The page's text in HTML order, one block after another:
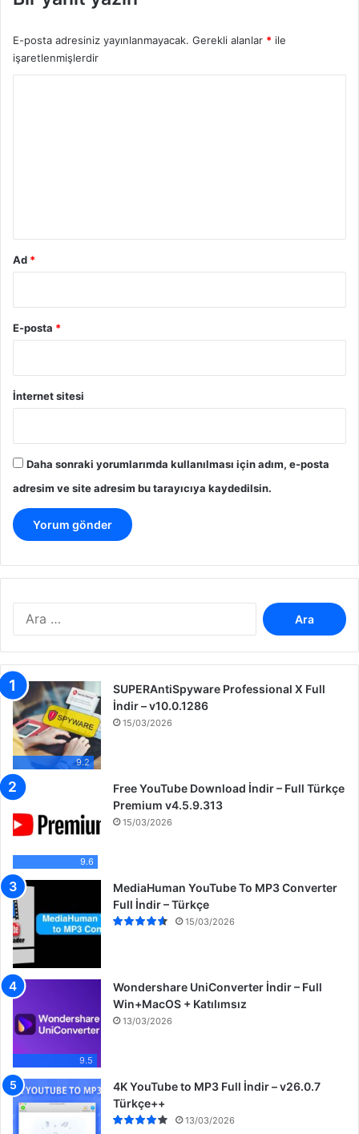
E-posta adresiniz yayınlanmayacak. Gerekli alanlar * ile
işaretlenmişlerdir
Ad *
E-posta *
İnternet sitesi
Daha sonraki yorumlarımda kullanılması için adım, e-posta
adresim ve site adresim bu tarayıcıya kaydedilsin.
:
9.2
SUPERAntiSpyware Professional X Full
İndir – v10.0.1286
15/03/2026
9.6
Free YouTube Download İndir – Full Türkçe
Premium v4.5.9.313
15/03/2026
MediaHuman YouTube To MP3 Converter
Full İndir – Türkçe
15/03/2026
9.5
Wondershare UniConverter İndir – Full
Win+MacOS + Katılımsız
13/03/2026
4K YouTube to MP3 Full İndir – v26.0.7
Türkçe++
13/03/2026